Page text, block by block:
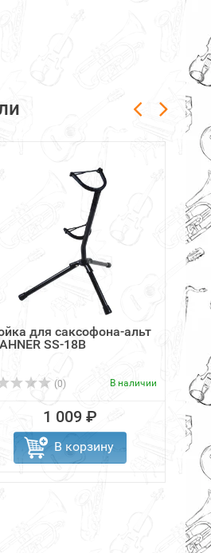
для саксофона-альт
SS-18B
(0) В наличии
1 009 ₽
В корзину